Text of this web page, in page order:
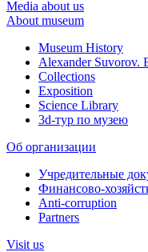
Media about us
About museum
Museum History
Alexander Suvorov.
Collections
Exposition
Science Library
3d-тур по музею
Об организации
Учредительные
Финансово-
Anti-corruption
Partners
Visit us